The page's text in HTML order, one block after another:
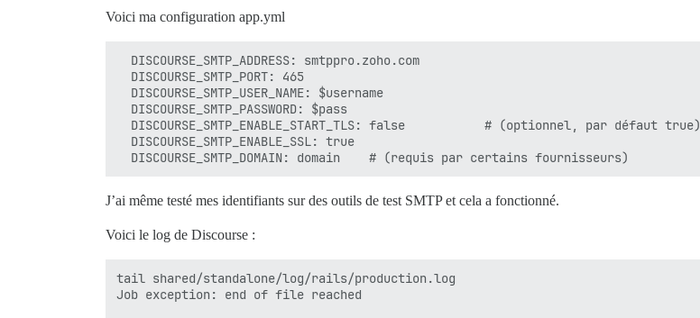
Voici ma configuration app.yml
  DISCOURSE_SMTP_ADDRESS: smtppro.zoho.com
  DISCOURSE_SMTP_PORT: 465
  DISCOURSE_SMTP_USER_NAME: $username
  DISCOURSE_SMTP_PASSWORD: $pass
  DISCOURSE_SMTP_ENABLE_START_TLS: false           # (optionnel, par défaut true)
  DISCOURSE_SMTP_ENABLE_SSL: true
J’ai même testé mes identifiants sur des outils de test SMTP et cela a fonctionné.
Voici le log de Discourse :
tail shared/standalone/log/rails/production.log
Job exception: end of file reached